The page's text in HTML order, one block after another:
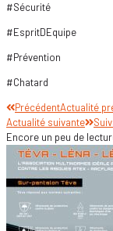
#Sécurité
#EspritDEquipe
#Prévention
#Chatard
PrécédentActualité
Actualité suivante
Encore un peu de